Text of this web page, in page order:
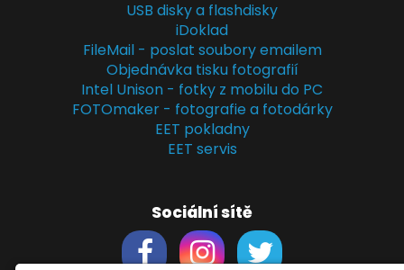
USB disky a flashdisky
iDoklad
FileMail - poslat soubory emailem
Objednávka tisku fotografií
Intel Unison - fotky z mobilu do PC
FOTOmaker - fotografie a fotodárky
EET pokladny
EET servis
Sociální sítě